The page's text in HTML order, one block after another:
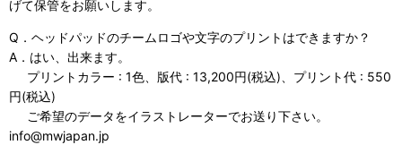
げて保管をお願いします。
Q．ヘッドパッドのチームロゴや文字のプリントはできますか？
A．はい、出来ます。
プリントカラー : 1色、版代 : 13,200円(税込)、プリント代 : 550
円(税込)
ご希望のデータをイラストレーターでお送り下さい。
info@mwjapan.jp